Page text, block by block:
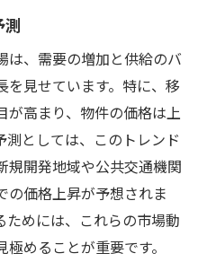
計画の活用
みを活かす
効果的な宣伝
ェントとの連携
分析し最適な売却タイ
タイミング
見極め方
は、需要の増加と供給のバ
を見せています。特に、移
高まり、物件の価格は上
としては、このトレンド
規開発地域や公共交通機関
の価格上昇が予想されま
めには、これらの市場動
めることが重要です。